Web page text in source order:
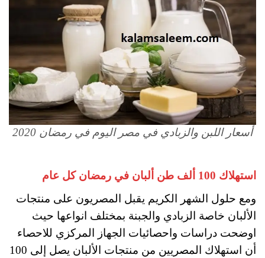
أسعار اللبن والزبادي في مصر اليوم في رمضان 2020
استهلاك 100 ألف طن ألبان في رمضان كل عام
ومع حلول الشهر الكريم يقبل المصريون على منتجات
الألبان خاصة الزبادي والجبنة بمختلف انواعها حيث
اوضحت دراسات واحصائيات الجهاز المركزي للاحصاء
أن استهلاك المصريين من منتجات الألبان يصل إلى 100